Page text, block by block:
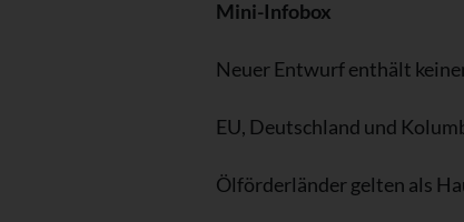
Mini-Infobox
Neuer Entwurf enthält
EU, Deutschland und
Ölförderländer gelten als